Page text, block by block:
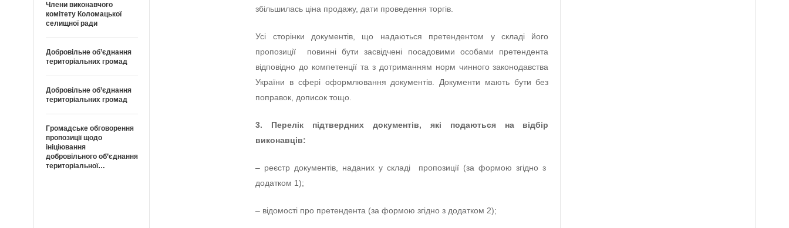
збільшилась ціна продажу, дати проведення торгів.
Усі сторінки документів, що надаються претендентом у складі його
пропозиції повинні бути засвідчені посадовими особами претендента
відповідно до компетенції та з дотриманням норм чинного законодавства
України в сфері оформлювання документів. Документи мають бути без
поправок, дописок тощо.
3. Перелік підтвердних документів, які подаються на відбір
виконавців:
– реєстр документів, наданих у складі пропозиції (за формою згідно з
додатком 1);
– відомості про претендента (за формою згідно з додатком 2);
Члени виконавчого
комітету Коломацької
селищної ради
Добровільне об’єднання
територіальних громад
Добровільне об’єднання
територіальних громад
Громадське обговорення
пропозиції щодо
ініціювання
добровільного об’єднання
територіальної…